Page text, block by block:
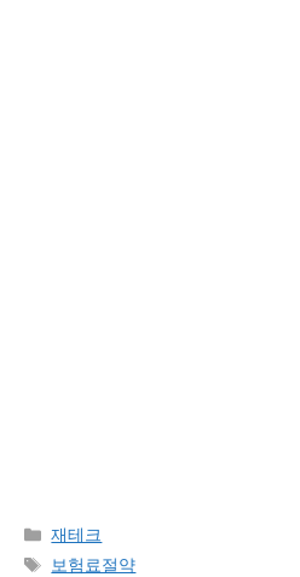
Categories
재테크
Tags
보험료절약